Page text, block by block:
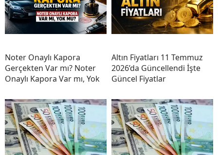
Noter Onaylı Kapora
Gerçekten Var mı? Noter
Onaylı Kapora Var mı, Yok
Altın Fiyatları 11 Temmuz
2026’da Güncellendi İşte
Güncel Fiyatlar